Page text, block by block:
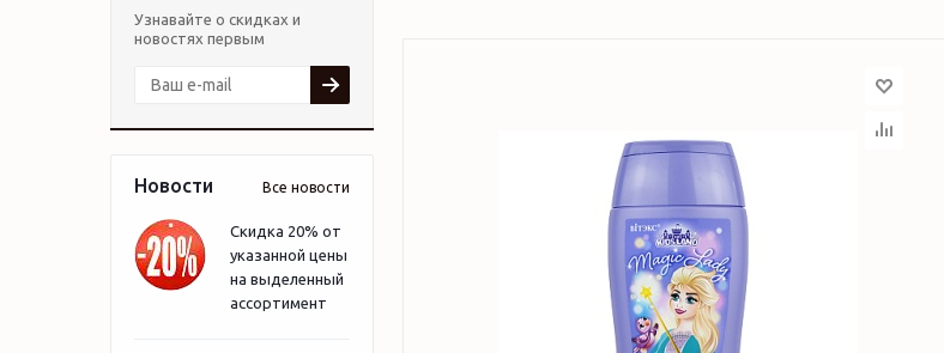
Узнавайте о скидках и
новостях первым
Новости Все новости
Скидка 20% от
указанной цены
на выделенный
ассортимент